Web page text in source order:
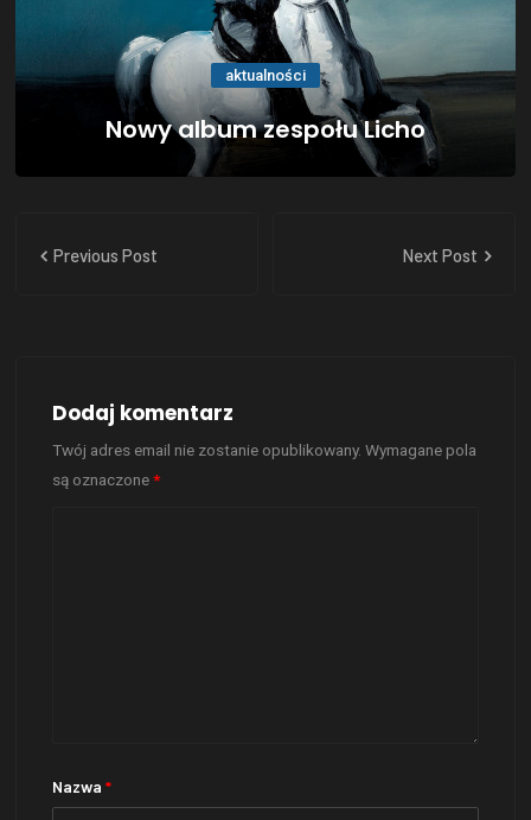
aktualności
Nowy album zespołu Licho
Previous Post Next Post
Dodaj komentarz
Twój adres email nie zostanie opublikowany. Wymagane pola
są oznaczone*
Nazwa*